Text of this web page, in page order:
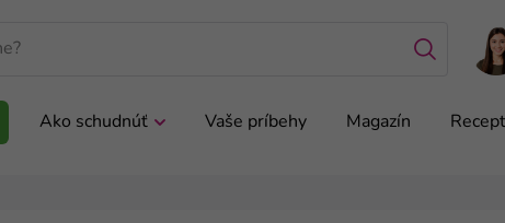
Ako schudnúť Vaše príbehy Magazín